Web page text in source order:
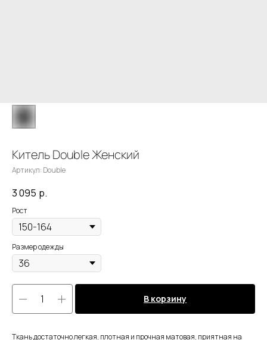
Китель Double Женский
Артикул: Double
3 095 р.
Рост
Размер одежды
В корзину
Ткань достаточно легкая, плотная и прочная матовая, приятная на